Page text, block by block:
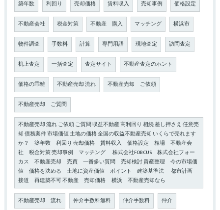
築年数 利回り 売却価格 賃料収入 売却事例 価格設定
不動産会社 税金対策 不動産 購入 マッチング 横浜市
物件調査 手数料 計算 専門用語 現地査定 訪問査定
机上査定 一括査定 査定サイト 不動産査定のホント
価格の乖離 不動産売却 流れ 不動産売却 ご依頼
不動産売却 ご質問
不動産売却 流れ ご依頼 ご質問 収益不動産 高利回り 相続 差し押さえ 任意売
却 債務案件 市場価値 土地の価格 全国の収益不動産売却 いくらで売れます
か？ 築年数 利回り 売却価格 賃料収入 価格設定 相場 不動産会
社 税金対策 売却事例 マッチング 株式会社FORCUS 株式会社フォー
カス 不動産売却 売買 一番多い質問 売却検討 資産整理 今の市場価
値 価格を決める 土地に資産価値 ポイント 建築基準法 都市計画
接道 再建築不可 不動産 売却価格 横浜 不動産売却なら
不動産売却 流れ 仲介手数料無料 仲介手数料 仲介